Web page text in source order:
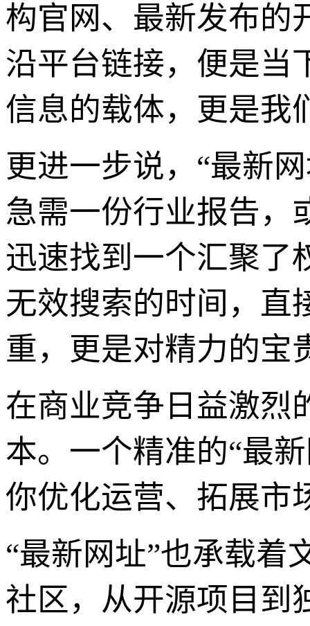
构官网、最新发布的
沿平台链接，便是当
信息的载体，更是我
更进一步说，“最新
急需一份行业报告，
迅速找到一个汇聚了
无效搜索的时间，直
重，更是对精力的宝
在商业竞争日益激烈
本。一个精准的“最
你优化运营、拓展市
“最新网址”也承载着
社区，从开源项目到